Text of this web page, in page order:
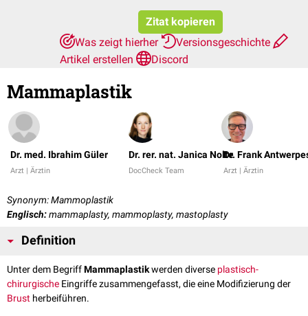
Zitat kopieren
Was zeigt hierher
Versionsgeschichte
Artikel erstellen
Discord
Mammaplastik
Dr. med. Ibrahim Güler
Arzt | Ärztin
Dr. rer. nat. Janica Nolte
DocCheck Team
Dr. Frank
Arzt | Ärztin
Synonym: Mammoplastik
Englisch:mammaplasty, mammoplasty, mastoplasty
Definition
Unter dem BegriffMammaplastikwerden diverse plastisch-
chirurgische Eingriffe zusammengefasst, die eine Modifizierung der
Brust herbeiführen.